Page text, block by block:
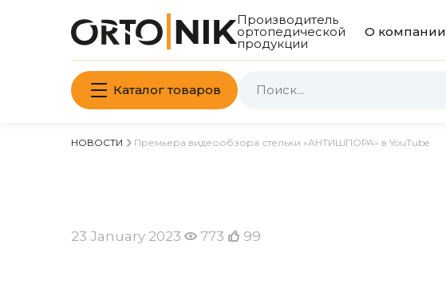
Производитель
ортопедической
продукции
О компании
Каталог товаров
НОВОСТИ Премьера видеообзора стельки «АНТИШПОРА» в YouTube
23 January 2023 773 99